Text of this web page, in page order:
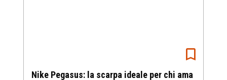
Nike Pegasus: la scarpa ideale per chi ama